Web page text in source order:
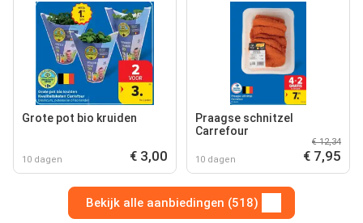
Grote pot bio kruiden
10 dagen € 3,00
Praagse schnitzel
Carrefour
10 dagen
€ 12,34
€ 7,95
Bekijk alle aanbiedingen (518)